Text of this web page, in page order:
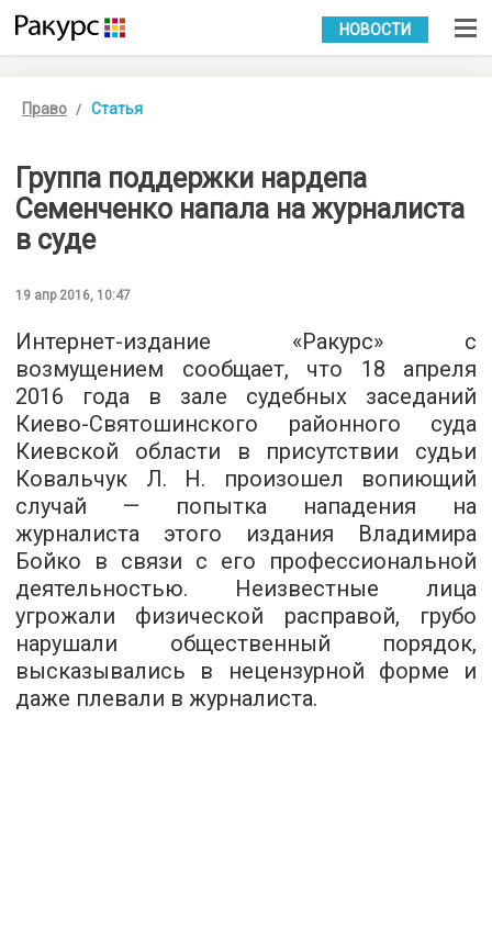
УКР РУС
НОВОСТИ
Право Статья
Группа поддержки нардепа
Семенченко напала на журналиста
в суде
19 апр 2016, 10:47
Интернет-издание «Ракурс» с
возмущением сообщает, что 18 апреля
2016 года в зале судебных заседаний
Киево-Святошинского районного суда
Киевской области в присутствии судьи
Ковальчук Л. Н. произошел вопиющий
случай — попытка нападения на
журналиста этого издания Владимира
Бойко в связи с его профессиональной
деятельностью. Неизвестные лица
угрожали физической расправой, грубо
нарушали общественный порядок,
высказывались в нецензурной форме и
даже плевали в журналиста.